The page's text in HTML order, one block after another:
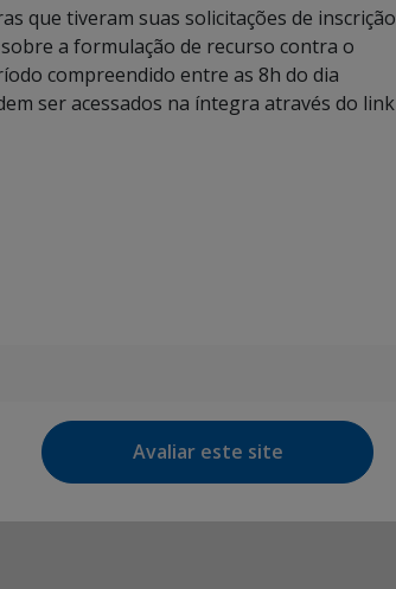
que tiveram suas solicitações de inscrição
a formulação de recurso contra o
compreendido entre as 8h do dia
ser acessados na íntegra através do link
Avaliar este site